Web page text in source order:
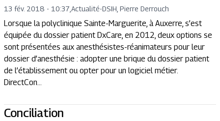
13 fév. 2018 - 10:37 Actualité-DSIH, Pierre Derrouch
Lorsque la polyclinique Sainte-Marguerite, à Auxerre, s’est
équipée du dossier patient DxCare, en 2012, deux options se
sont présentées aux anesthésistes-réanimateurs pour leur
dossier d’anesthésie : adopter une brique du dossier patient
de l’établissement ou opter pour un logiciel métier.
DirectCon...
Conciliation